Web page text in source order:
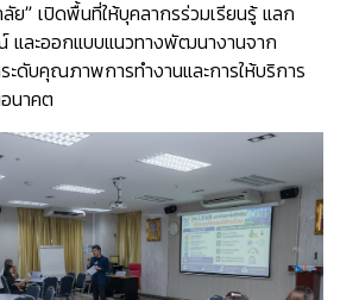
ย” เปิดพื้นที่ให้บุคลากรร่วมเรียนรู้ แลก
และออกแบบแนวทางพัฒนางานจาก
ดับคุณภาพการทำงานและการให้บริการ
นาคต